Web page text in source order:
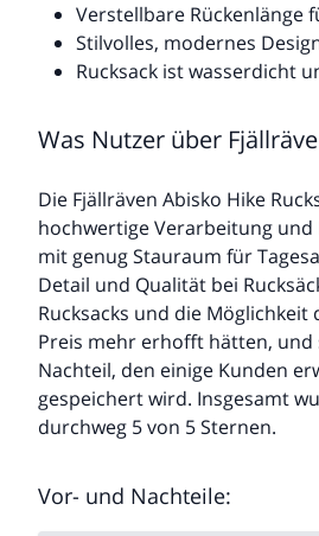
Verstellbare Rückenlänge
Stilvolles, modernes
Rucksack ist wasserdicht
Was Nutzer über
Die Fjällräven Abisko Hike
hochwertige Verarbeitung und
mit genug Stauraum für
Detail und Qualität bei
Rucksacks und die
Preis mehr erhofft hätten, und
Nachteil, den einige Kunden
gespeichert wird. Insgesamt
durchweg 5 von 5 Sternen.
Vor- und Nachteile: